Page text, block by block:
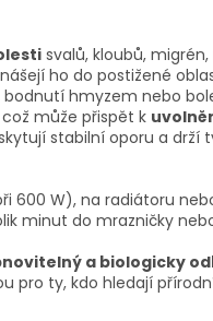
svalů, kloubů,
ho do postižené
hmyzem nebo
může přispět k
stabilní oporu a drží
600 W), na radiátoru
minut do mrazničky
a biologicky
pro ty, kdo hledají